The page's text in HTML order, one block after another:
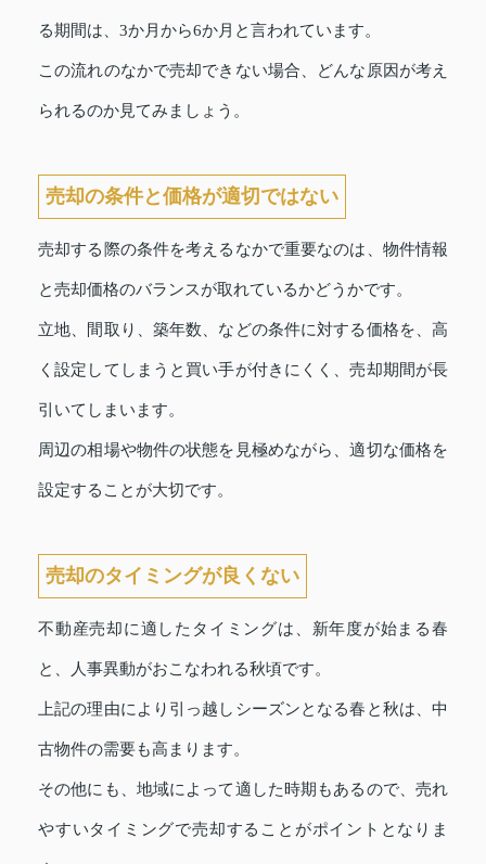
る期間は、3か月から6か月と言われています。
この流れのなかで売却できない場合、どんな原因が考え
られるのか見てみましょう。
売却の条件と価格が適切ではない
売却する際の条件を考えるなかで重要なのは、物件情報
と売却価格のバランスが取れているかどうかです。
立地、間取り、築年数、などの条件に対する価格を、高
く設定してしまうと買い手が付きにくく、売却期間が長
引いてしまいます。
周辺の相場や物件の状態を見極めながら、適切な価格を
設定することが大切です。
売却のタイミングが良くない
不動産売却に適したタイミングは、新年度が始まる春
と、人事異動がおこなわれる秋頃です。
上記の理由により引っ越しシーズンとなる春と秋は、中
古物件の需要も高まります。
その他にも、地域によって適した時期もあるので、売れ
やすいタイミングで売却することがポイントとなりま